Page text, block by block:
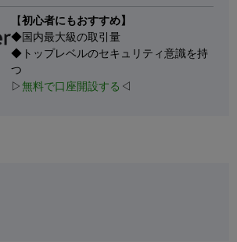
【初心者にもおすすめ】
◆国内最大級の取引量
◆トップレベルのセキュリティ意識を持
つ
▷無料で口座開設する ◁